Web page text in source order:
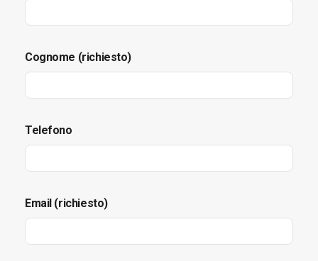
Cognome (richiesto)
Telefono
Email (richiesto)